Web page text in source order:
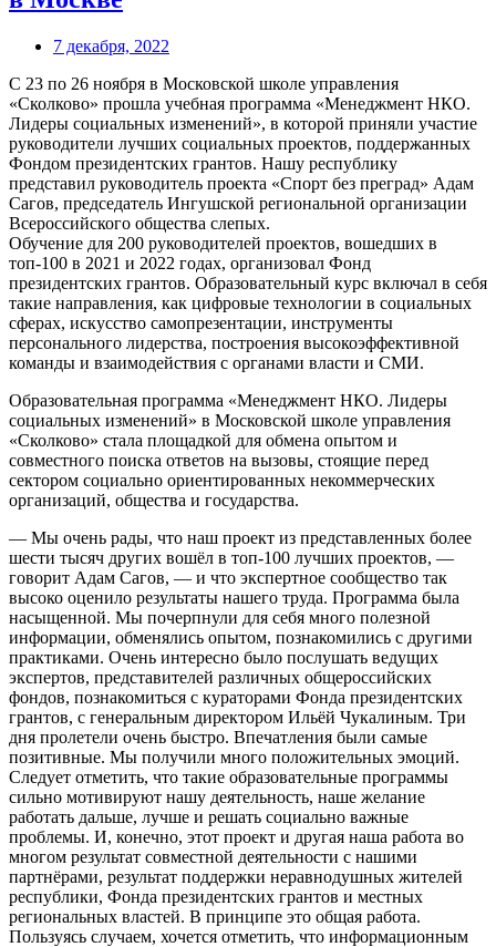
7 декабря, 2022
С 23 по 26 ноября в Московской школе управления
«Сколково» прошла учебная программа «Менеджмент НКО.
Лидеры социальных изменений», в которой приняли участие
руководители лучших социальных проектов, поддержанных
Фондом президентских грантов. Нашу республику
представил руководитель проекта «Спорт без преград» Адам
Сагов, председатель Ингушской региональной организации
Всероссийского общества слепых.
Обучение для 200 руководителей проектов, вошедших в
топ-100 в 2021 и 2022 годах, организовал Фонд
президентских грантов. Образовательный курс включал в себя
такие направления, как цифровые технологии в социальных
сферах, искусство самопрезентации, инструменты
персонального лидерства, построения высокоэффективной
команды и взаимодействия с органами власти и СМИ.
Образовательная программа «Менеджмент НКО. Лидеры
социальных изменений» в Московской школе управления
«Сколково» стала площадкой для обмена опытом и
совместного поиска ответов на вызовы, стоящие перед
сектором социально ориентированных некоммерческих
организаций, общества и государства.
— Мы очень рады, что наш проект из представленных более
шести тысяч других вошёл в топ-100 лучших проектов, —
говорит Адам Сагов, — и что экспертное сообщество так
высоко оценило результаты нашего труда. Программа была
насыщенной. Мы почерпнули для себя много полезной
информации, обменялись опытом, познакомились с другими
практиками. Очень интересно было послушать ведущих
экспертов, представителей различных общероссийских
фондов, познакомиться с кураторами Фонда президентских
грантов, с генеральным директором Ильёй Чукалиным. Три
дня пролетели очень быстро. Впечатления были самые
позитивные. Мы получили много положительных эмоций.
Следует отметить, что такие образовательные программы
сильно мотивируют нашу деятельность, наше желание
работать дальше, лучше и решать социально важные
проблемы. И, конечно, этот проект и другая наша работа во
многом результат совместной деятельности с нашими
партнёрами, результат поддержки неравнодушных жителей
республики, Фонда президентских грантов и местных
региональных властей. В принципе это общая работа.
Пользуясь случаем, хочется отметить, что информационным